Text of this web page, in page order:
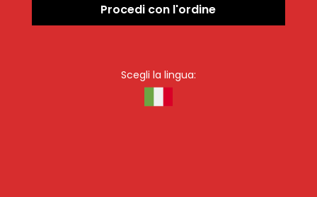
Procedi con l'ordine
Scegli la lingua: